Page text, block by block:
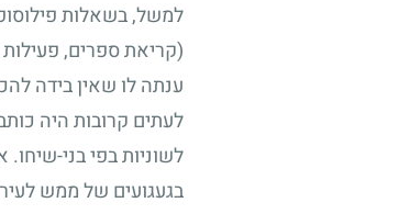
למשל, בשאלות
(קריאת ספרים,
ענתה לו שאין בידה
לעתים קרובות היה
לשוניות בפי בני-
בגעגועים של ממש